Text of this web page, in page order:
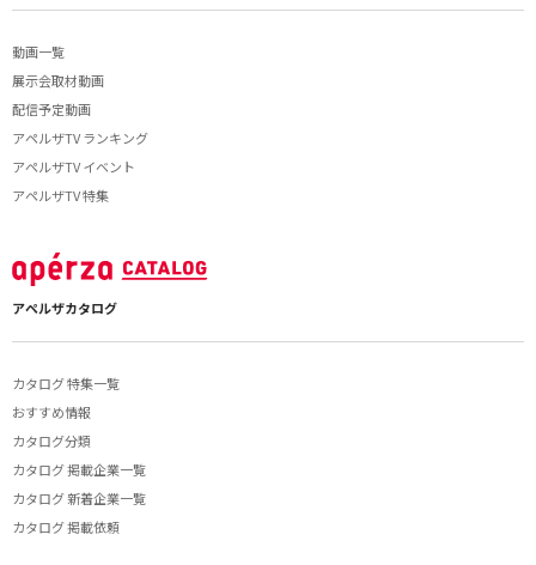
動画一覧
展示会取材動画
配信予定動画
アペルザTV ランキング
アペルザTV イベント
アペルザTV 特集
アペルザカタログ
カタログ 特集一覧
おすすめ情報
カタログ分類
カタログ 掲載企業一覧
カタログ 新着企業一覧
カタログ 掲載依頼